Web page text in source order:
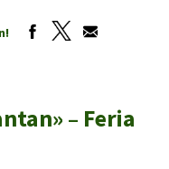
– Feria